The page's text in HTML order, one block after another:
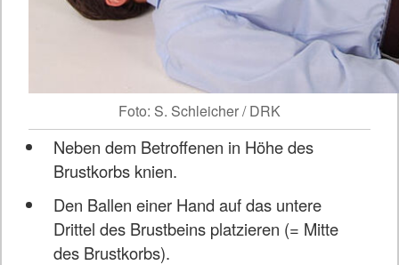
Foto: S. Schleicher / DRK
Neben dem Betroffenen in Höhe des
Brustkorbs knien.
Den Ballen einer Hand auf das untere
Drittel des Brustbeins platzieren (= Mitte
des Brustkorbs).